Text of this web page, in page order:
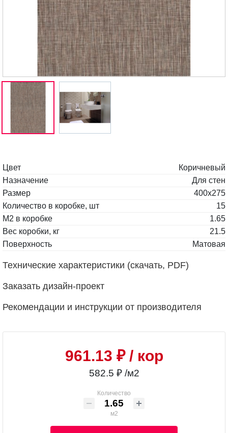
Цвет
Коричневый
Назначение
Для стен
Размер
400x275
Количество в коробке, шт
15
М2 в коробке
1.65
Вес коробки, кг
21.5
Поверхность
Матовая
Технические характеристики (скачать, PDF)
Заказать дизайн-проект
Рекомендации и инструкции от производителя
961.13 ₽/ кор
582.5 ₽ /м2
Количество
м2